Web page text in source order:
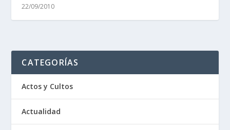
22/09/2010
CATEGORÍAS
Actos y Cultos
Actualidad